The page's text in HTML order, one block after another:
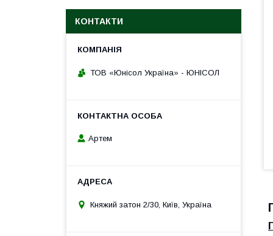
КОНТАКТИ
ТОВ «Юнісол Україна» - ЮНІСОЛ
Артем
Княжий затон 2/30, Київ, Україна